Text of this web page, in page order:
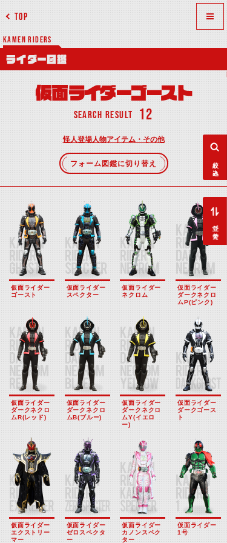
TOP
KAMEN RIDERS
ライダー図鑑
仮面ライダーゴースト
SEARCH RESULT 12
怪人登場人物アイテム・その他
フォーム図鑑に切り替え
仮面ライダー
ゴースト
仮面ライダー
スペクター
仮面ライダー
ネクロム
仮面ライダー
ダークネクロ
ムP(ピンク)
仮面ライダー
ダークネクロ
ムR(レッド)
仮面ライダー
ダークネクロ
ムB(ブルー)
仮面ライダー
ダークネクロ
ムY(イエロ
ー)
仮面ライダー
ダークゴース
ト
仮面ライダー
エクストリー
マー
仮面ライダー
ゼロスペクタ
ー
仮面ライダー
カノンスペク
ター
仮面ライダー
1号
並べ替え
絞り込み